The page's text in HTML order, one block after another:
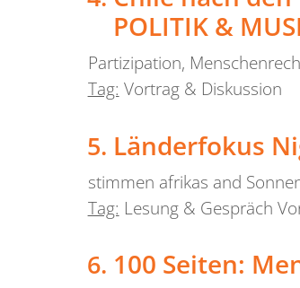
POLITIK &
Partizipation,
Tag: Vortrag & Diskussion
Länderfokus
stimmen afrikas and
Tag: Lesung & Gespräch
100 Seiten: